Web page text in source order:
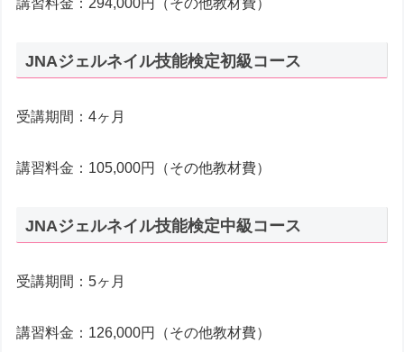
講習料金：294,000円（その他教材費）
JNAジェルネイル技能検定初級コース
受講期間：4ヶ月
講習料金：105,000円（その他教材費）
JNAジェルネイル技能検定中級コース
受講期間：5ヶ月
講習料金：126,000円（その他教材費）